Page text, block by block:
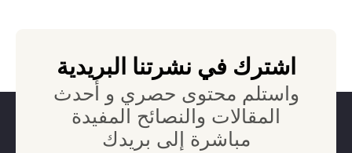
اشترك في نشرتنا البريدية
واستلم محتوى حصري و أحدث
المقالات والنصائح المفيدة
مباشرة إلى بريدك